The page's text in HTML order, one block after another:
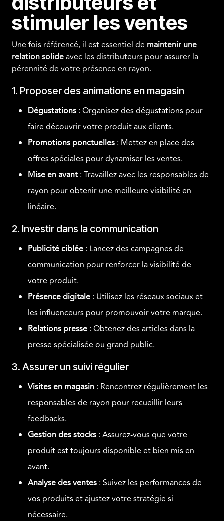
stimuler les ventes
Une fois référencé, il est essentiel de maintenir une
relation solideavec les distributeurs pour assurer la
pérennité de votre présence en rayon.
1. Proposer des animations en magasin
Dégustations : Organisez des dégustations pour
faire découvrir votre produit aux clients.
Promotions ponctuelles : Mettez en place des
offres spéciales pour dynamiser les ventes.
Mise en avant : Travaillez avec les responsables de
rayon pour obtenir une meilleure visibilité en
linéaire.
2. Investir dans la communication
Publicité ciblée : Lancez des campagnes de
communication pour renforcer la visibilité de
votre produit.
Présence digitale : Utilisez les réseaux sociaux et
les influenceurs pour promouvoir votre marque.
Relations presse : Obtenez des articles dans la
presse spécialisée ou grand public.
3. Assurer un suivi régulier
Visites en magasin : Rencontrez régulièrement les
responsables de rayon pour recueillir leurs
feedbacks.
Gestion des stocks : Assurez-vous que votre
produit est toujours disponible et bien mis en
avant.
Analyse des ventes : Suivez les performances de
vos produits et ajustez votre stratégie si
nécessaire.